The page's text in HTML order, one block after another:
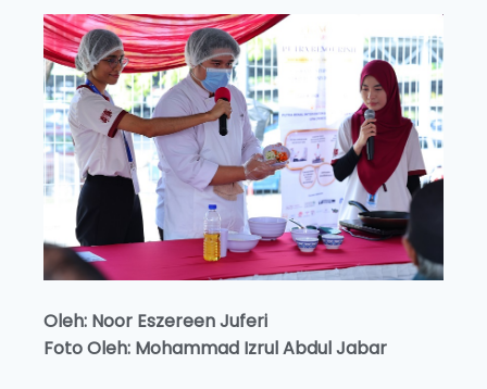
Oleh: Noor Eszereen Juferi
Foto Oleh: Mohammad Izrul Abdul Jabar